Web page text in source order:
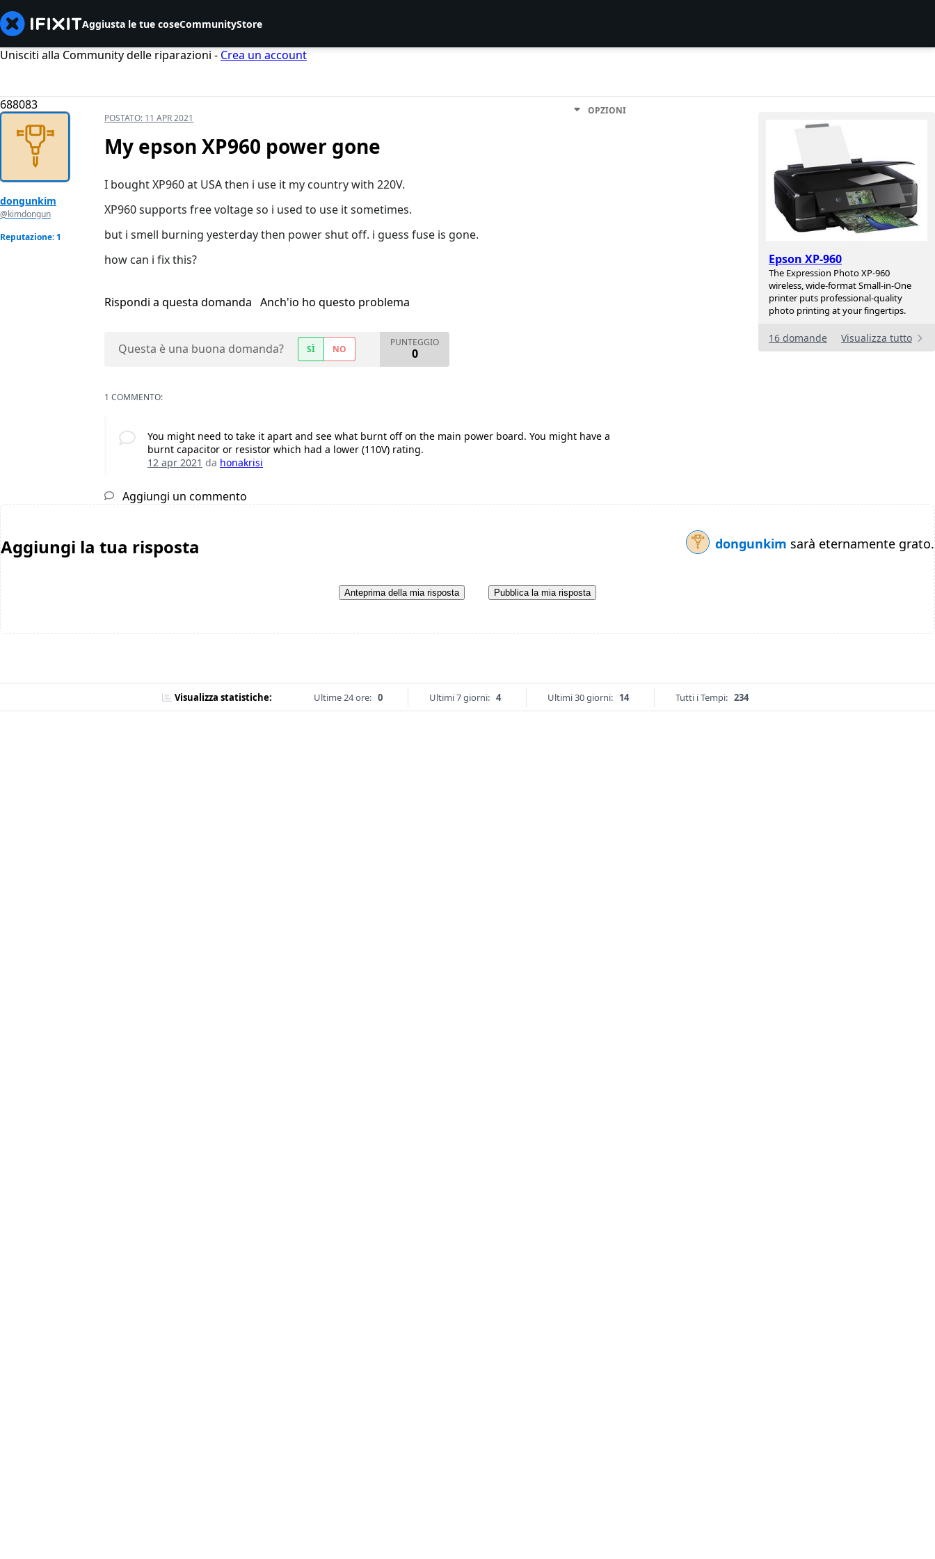
Aggiusta le tue coseCommunityStore
Unisciti alla Community delle riparazioni - Crea un account
688083
Epson XP-960
The Expression Photo XP-960
wireless, wide-format Small-in-One
printer puts professional-quality
photo printing at your fingertips.
16 domande Visualizza tutto
dongunkim
@kimdongun
Reputazione: 1
POSTATO: 11 APR 2021
OPZIONI
My epson XP960 power gone
I bought XP960 at USA then i use it my country with 220V.
XP960 supports free voltage so i used to use it sometimes.
but i smell burning yesterday then power shut off. i guess fuse is gone.
how can i fix this?
Rispondi a questa domanda Anch'io ho questo problema
Questa è una buona domanda? SÌ NO
PUNTEGGIO
0
1 COMMENTO:
You might need to take it apart and see what burnt off on the main power board. You might have a
burnt capacitor or resistor which had a lower (110V) rating.
12 apr 2021 da honakrisi
Aggiungi un commento
Aggiungi la tua risposta dongunkim sarà eternamente grato.
Anteprima della mia risposta Pubblica la mia risposta
Visualizza statistiche: Ultime 24 ore: 0 Ultimi 7 giorni: 4 Ultimi 30 giorni: 14 Tutti i Tempi: 234